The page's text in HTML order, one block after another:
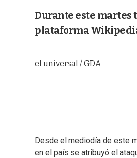
Durante este martes
plataforma
el universal / GDA
Desde el mediodía de este
en el país se atribuyó el